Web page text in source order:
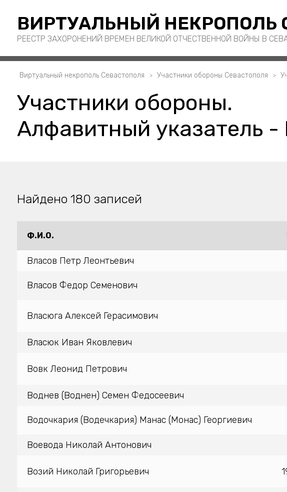
ВИРТУАЛЬНЫЙ НЕКРОПОЛЬ
РЕЕСТР ЗАХОРОНЕНИЙ ВРЕМЕН ВЕЛИКОЙ ОТЧЕСТВЕННОЙ ВОЙНЫ В
Виртуальный некрополь Севастополя Участники обороны Севастополя
Участники обороны.
Алфавитный указатель -
Найдено 180 записей
Ф.И.О.
Власов Петр Леонтьевич
Власов Федор Семенович
Власюга Алексей Герасимович
Власюк Иван Яковлевич
Вовк Леонид Петрович
Воднев (Воднен) Семен Федосеевич
Водочкария (Водечкария) Манас (Монас) Георгиевич
Воевода Николай Антонович
Возий Николай Григорьевич